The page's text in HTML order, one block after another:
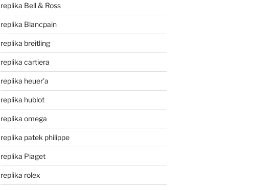
replika Bell & Ross
replika Blancpain
replika breitling
replika cartiera
replika heuer'a
replika hublot
replika omega
replika patek philippe
replika Piaget
replika rolex